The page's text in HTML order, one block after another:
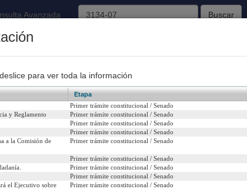
Avanzada Buscar
Despachados 93 Sesiones
por infracciones a las disposiciones penales relativas a
Urgencia Actual: Sin urgencia
para ver toda la información
Etapa
Primer trámite constitucional / Senado
y Reglamento
Primer trámite constitucional / Senado
Primer trámite constitucional / Senado
Primer trámite constitucional / Senado
a la Comisión de
Primer trámite constitucional / Senado
Primer trámite constitucional / Senado
Primer trámite constitucional / Senado
Primer trámite constitucional / Senado
el Ejecutivo sobre
Primer trámite constitucional / Senado